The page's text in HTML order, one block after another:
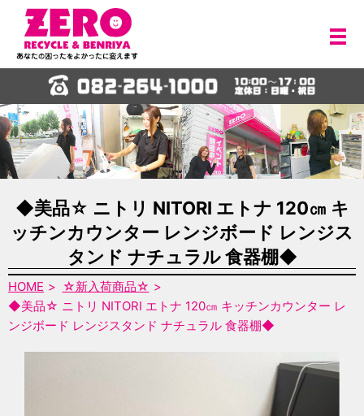
メ
◆美品☆ ニトリ NITORI エトナ 120㎝ キ
ッチンカウンター レンジボード レンジス
タンド ナチュラル 食器棚◆
HOME
☆新入荷商品☆
◆美品☆ ニトリ NITORI エトナ 120㎝ キッチンカウンター レ
ンジボード レンジスタンド ナチュラル 食器棚◆